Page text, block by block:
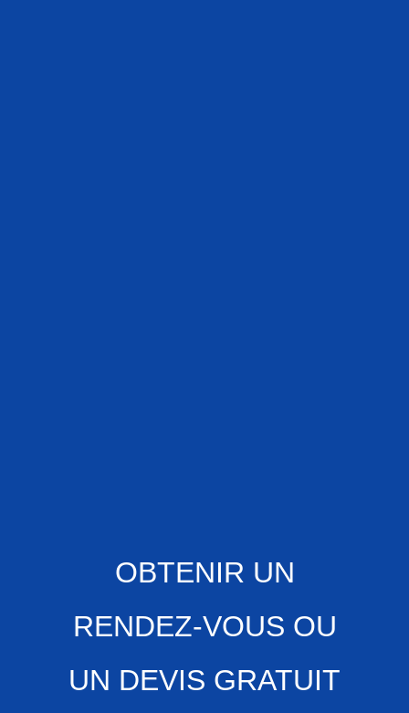
OBTENIR UN
RENDEZ-VOUS OU
UN DEVIS GRATUIT